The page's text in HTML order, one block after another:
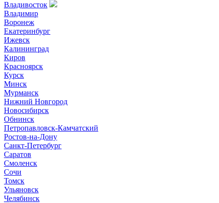
Владивосток
Владимир
Воронеж
Екатеринбург
Ижевск
Калининград
Киров
Красноярск
Курск
Минск
Мурманск
Нижний Новгород
Новосибирск
Обнинск
Петропавловск-Камчатский
Ростов-на-Дону
Санкт-Петербург
Саратов
Смоленск
Сочи
Томск
Ульяновск
Челябинск